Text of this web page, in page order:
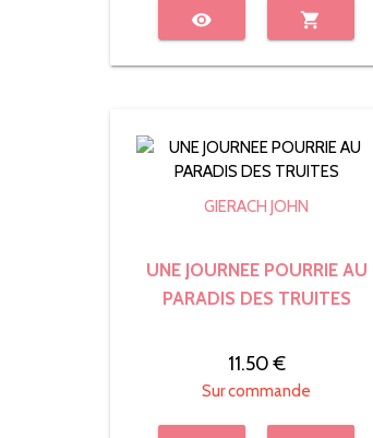
visibility shopping_cart
GIERACH JOHN
UNE JOURNEE POURRIE AU
PARADIS DES TRUITES
11.50 €
Sur commande